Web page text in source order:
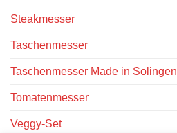
Steakmesser
Taschenmesser
Taschenmesser Made in Solingen
Tomatenmesser
Veggy-Set